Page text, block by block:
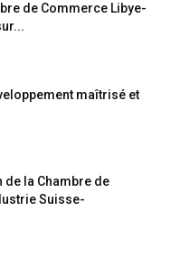
de Commerce Libye-
maîtrisé et
de la Chambre de
Suisse-